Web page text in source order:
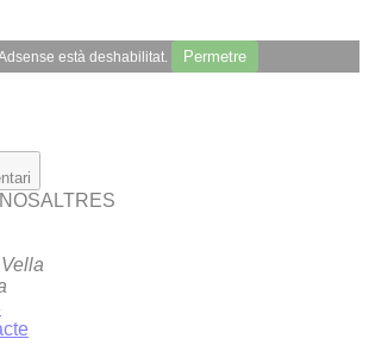
està deshabilitat. Permetre